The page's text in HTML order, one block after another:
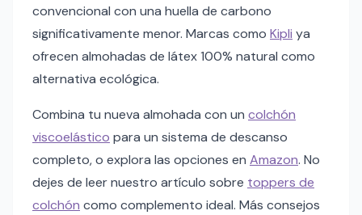
convencional con una huella de carbono
significativamente menor. Marcas como Kipli ya
ofrecen almohadas de látex 100% natural como
alternativa ecológica.
Combina tu nueva almohada con un colchón
viscoelástico para un sistema de descanso
completo, o explora las opciones en Amazon. No
dejes de leer nuestro artículo sobre toppers de
colchón como complemento ideal. Más consejos